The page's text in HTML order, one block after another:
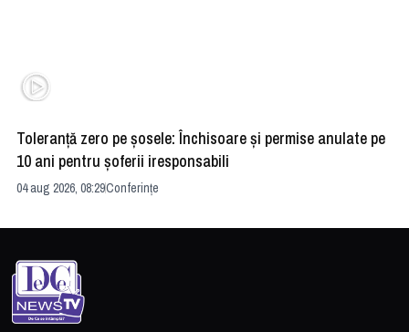
Toleranță zero pe șosele: Închisoare și permise anulate pe
10 ani pentru șoferii iresponsabili
04 aug 2026, 08:29Conferințe